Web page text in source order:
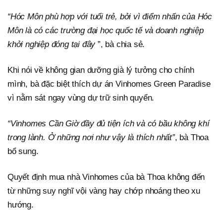
“Hóc Môn phù hợp với tuổi trẻ, bởi vì điểm nhấn của Hóc
Môn là có các trường đại học quốc tế và doanh nghiệp
khởi nghiệp đóng tại đây”, bà chia sẻ.
Khi nói về không gian dưỡng già lý tưởng cho chính
mình, bà đặc biệt thích dự án Vinhomes Green Paradise
vì nằm sát ngay vùng dự trữ sinh quyển.
“Vinhomes Cần Giờ đầy đủ tiện ích và có bầu không khí
trong lành. Ở những nơi như vậy là thích nhất”, bà Thoa
bổ sung.
Quyết định mua nhà Vinhomes của bà Thoa không đến
từ những suy nghĩ vội vàng hay chớp nhoáng theo xu
hướng.